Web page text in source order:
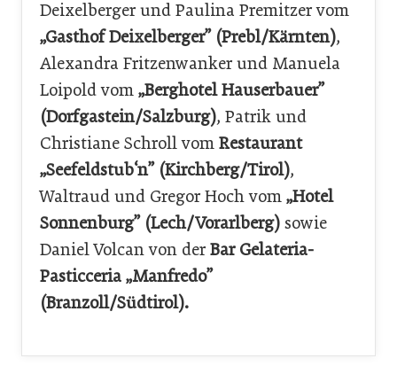
Deixelberger und Paulina Premitzer vom
„Gasthof Deixelberger” (Prebl/Kärnten),
Alexandra Fritzenwanker und Manuela
Loipold vom „Berghotel Hauserbauer”
(Dorfgastein/Salzburg), Patrik und
Christiane Schroll vom Restaurant
„Seefeldstub‘n” (Kirchberg/Tirol),
Waltraud und Gregor Hoch vom „Hotel
Sonnenburg” (Lech/Vorarlberg) sowie
Daniel Volcan von der Bar Gelateria-
Pasticceria „Manfredo”
(Branzoll/Südtirol).